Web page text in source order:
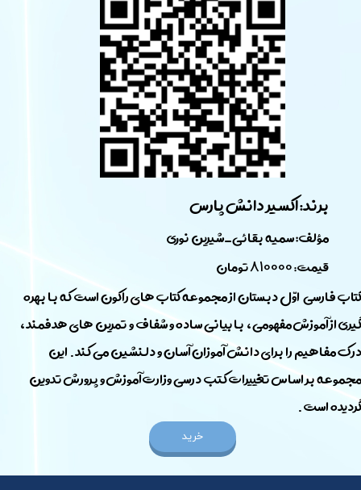
برند: اکسیر ​​​​​​​دانش پارس​​​​​​​
​مؤلف: سمیه بقائی_شیرین نوری
فارسی اوّل دبستان از مجموعه کتاب های راکون است که با بهره
از آموزش مفهومی، با بیانی ساده و شفاف و تمرین های هدفمند،
مفاهیم را برای دانش آموزان آسان و دلنشین می کند. این
بر اساس تغییرات کتب درسی وزارت آموزش و پرورش تدوین
است.
قیمت:810000تومان
خرید